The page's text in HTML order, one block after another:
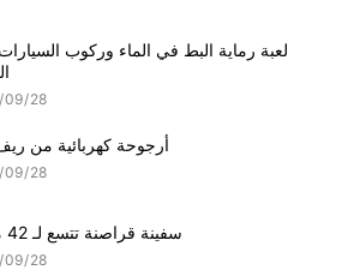
لعبة رماية البط في الماء وركوب
09 28
أرجوحة كهربائية من
09 28
سفينة قراصنة تتسع لـ 42 مقعدًا
09 28